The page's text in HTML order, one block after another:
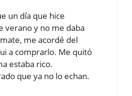
un día que hice
verano y no me daba
me acordé del
a comprarlo. Me quitó
estaba rico.
que ya no lo echan.